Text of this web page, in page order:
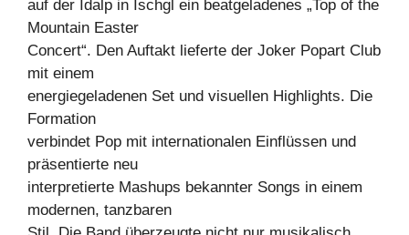
auf der Idalp in Ischgl ein beatgeladenes „Top of the
Mountain Easter
Concert“. Den Auftakt lieferte der Joker Popart Club
mit einem
energiegeladenen Set und visuellen Highlights. Die
Formation
verbindet Pop mit internationalen Einflüssen und
präsentierte neu
interpretierte Mashups bekannter Songs in einem
modernen, tanzbaren